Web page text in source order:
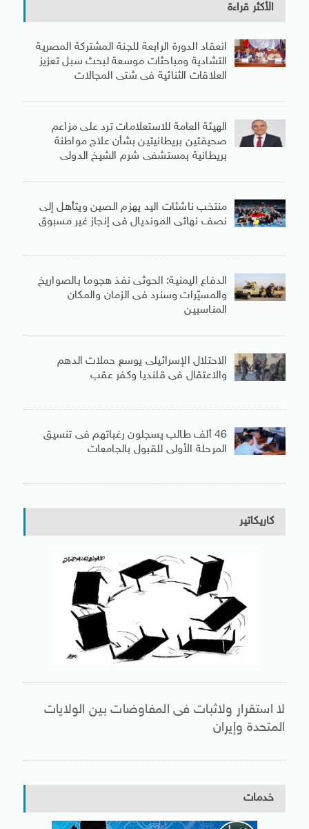
الأكثر قراءة
انعقاد الدورة الرابعة للجنة المشتركة المصرية
التشادية ومباحثات موسعة لبحث سبل تعزيز
العلاقات الثنائية فى شتى المجالات
الهيئة العامة للاستعلامات ترد على مزاعم
صحيفتين بريطانيتين بشأن علاج مواطنة
بريطانية بمستشفى شرم الشيخ الدولى
منتخب ناشئات اليد يهزم الصين ويتأهل إلى
نصف نهائى المونديال فى إنجاز غير مسبوق
الدفاع اليمنية: الحوثى نفذ هجوما بالصواريخ
والمسيّرات وسنرد فى الزمان والمكان
المناسبين
الاحتلال الإسرائيلى يوسع حملات الدهم
والاعتقال فى قلنديا وكفر عقب
46 ألف طالب يسجلون رغباتهم فى تنسيق
المرحلة الأولى للقبول بالجامعات
كاريكاتير
لا استقرار ولاثبات فى المفاوضات بين الولايات
المتحدة وإيران
خدمات